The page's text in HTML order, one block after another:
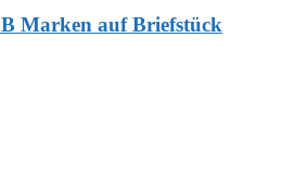
Marken auf Briefstück